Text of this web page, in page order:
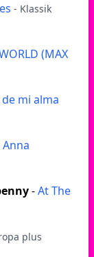
- Klassik
(MAX
mi alma
-At The
plus